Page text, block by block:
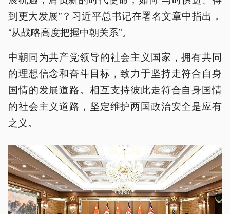
到更大发展”？习近平总书记在署名文章中指出，
“从战略高度把握中朝关系”。
中朝同为共产党领导的社会主义国家，拥有共同
的理想信念和奋斗目标，致力于坚持走符合自身
国情的发展道路。相互支持彼此走符合自身国情
的社会主义道路，坚定维护两国政治安全是应有
之义。